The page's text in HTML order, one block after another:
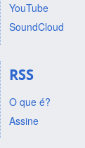
YouTube
SoundCloud
RSS
O que é?
Assine